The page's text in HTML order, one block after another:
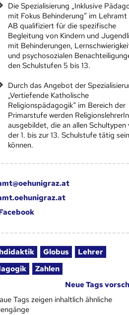
Die Spezialisierung „Inklusive
mit Fokus Behinderung“ im Lehramt
AB qualifiziert für die spezifische
Begleitung von Kindern und
mit Behinderungen,
und psychosozialen
den Schulstufen 5 bis 13.
Durch das Angebot der
„Vertiefende Katholische
Religionspädagogik“ im Bereich der
Primarstufe werden
ausgebildet, die an allen Schultypen
der 1. bis zur 13. Schulstufe tätig
können.
Globus
Lehrer
Zahlen
Neue Tags
Tags zeigen inhaltlich ähnliche